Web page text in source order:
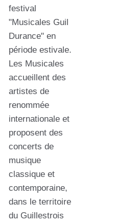
festival
"Musicales Guil
Durance" en
période estivale.
Les Musicales
accueillent des
artistes de
renommée
internationale et
proposent des
concerts de
musique
classique et
contemporaine,
dans le territoire
du Guillestrois